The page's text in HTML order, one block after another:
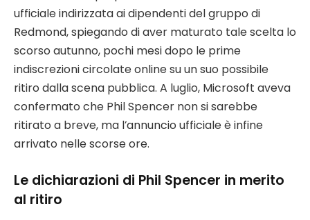
ufficiale indirizzata ai dipendenti del gruppo di
Redmond, spiegando di aver maturato tale scelta lo
scorso autunno, pochi mesi dopo le prime
indiscrezioni circolate online su un suo possibile
ritiro dalla scena pubblica. A luglio, Microsoft aveva
confermato che Phil Spencer non si sarebbe
ritirato a breve, ma l’annuncio ufficiale è infine
arrivato nelle scorse ore.
Le dichiarazioni di Phil Spencer in merito
al ritiro